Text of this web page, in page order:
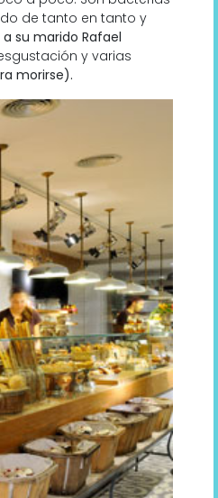
de tanto en tanto y
su marido Rafael
y varias
morirse).